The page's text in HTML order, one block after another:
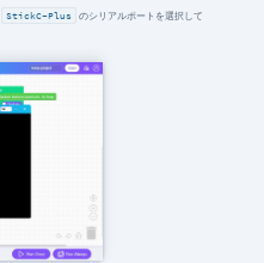
StickC-Plus
のシリアルポートを選択して